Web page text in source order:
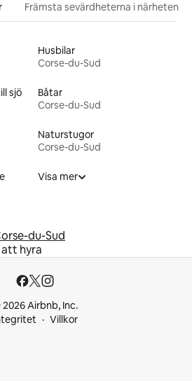
Främsta sevärdheterna i närheten
Husbilar
Corse-du-Sud
sjö
Båtar
Corse-du-Sud
Naturstugor
Corse-du-Sud
Visa mer
du-Sud
hyra
Airbnb, Inc.
Villkor